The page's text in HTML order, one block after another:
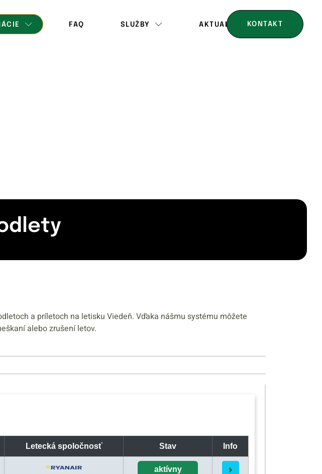
FAQ SLUŽBY AKTUALITY KONTAKT
a príletoch na letisku Viedeň. Vďaka nášmu systému môžete
alebo zrušení letov.
Letecká spoločnosť Stav Info
aktívny